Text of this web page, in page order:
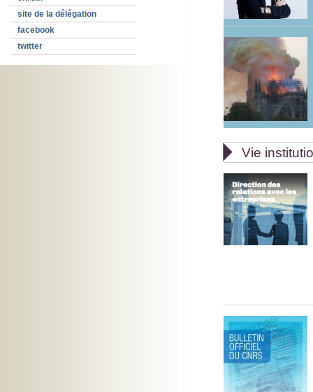
site de la délégation
facebook
twitter
 Vie